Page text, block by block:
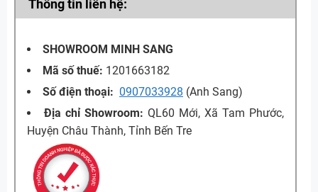
Thông tin liên hệ:
SHOWROOM MINH SANG
Mã số thuế: 1201663182
Số điện thoại: 0907033928 (Anh Sang)
Địa chỉ Showroom: QL60 Mới, Xã Tam Phước,
Huyện Châu Thành, Tỉnh Bến Tre